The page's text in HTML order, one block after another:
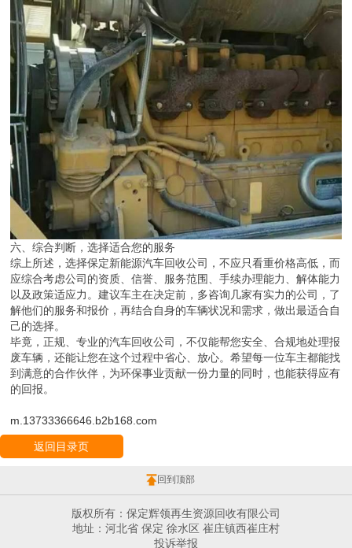
六、综合判断，选择适合您的服务
综上所述，选择保定新能源汽车回收公司，不应只看重价格高低，而
应综合考虑公司的资质、信誉、服务范围、手续办理能力、解体能力
以及政策适应力。建议车主在决定前，多咨询几家有实力的公司，了
解他们的服务和报价，再结合自身的车辆状况和需求，做出最适合自
己的选择。
毕竟，正规、专业的汽车回收公司，不仅能帮您安全、合规地处理报
废车辆，还能让您在这个过程中省心、放心。希望每一位车主都能找
到满意的合作伙伴，为环保事业贡献一份力量的同时，也能获得应有
的回报。
m.13733366646.b2b168.com
返回目录页
回到顶部
版权所有：保定辉领再生资源回收有限公司
地址：河北省 保定 徐水区 崔庄镇西崔庄村
投诉举报